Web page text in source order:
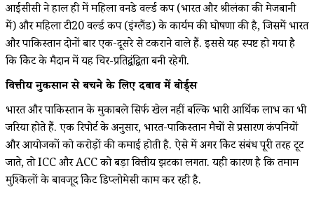
आईसीसी ने हाल ही में महिला वनडे वर्ल्ड कप (भारत और श्रीलंका की मेजबानी
में) और महिला टी20 वर्ल्ड कप (इंग्लैंड) के कार्यक्रम की घोषणा की है, जिसमें भारत
और पाकिस्तान दोनों बार एक-दूसरे से टकराने वाले हैं. इससे यह स्पष्ट हो गया है
कि क्रिकेट के मैदान में यह चिर-प्रतिद्वंद्विता बनी रहेगी.
वित्तीय नुकसान से बचने के लिए दबाव में बोर्ड्स
भारत और पाकिस्तान के मुकाबले सिर्फ खेल नहीं बल्कि भारी आर्थिक लाभ का भी
जरिया होते हैं. एक रिपोर्ट के अनुसार, भारत-पाकिस्तान मैचों से प्रसारण कंपनियों
और आयोजकों को करोड़ों की कमाई होती है. ऐसे में अगर क्रिकेट संबंध पूरी तरह टूट
जाते, तो ICC और ACC को बड़ा वित्तीय झटका लगता. यही कारण है कि तमाम
मुश्किलों के बावजूद क्रिकेट डिप्लोमेसी काम कर रही है.